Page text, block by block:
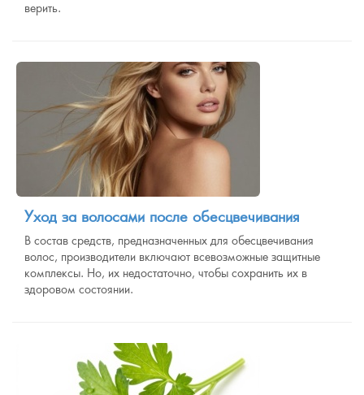
верить.
Уход за волосами после обесцвечивания
В состав средств, предназначенных для обесцвечивания
волос, производители включают всевозможные защитные
комплексы. Но, их недостаточно, чтобы сохранить их в
здоровом состоянии.